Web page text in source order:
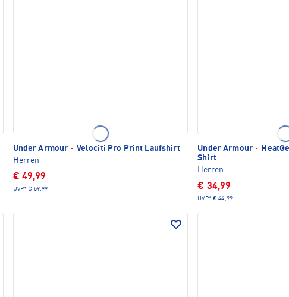
Under Armour · Velociti Pro Print Laufshirt
Herren
€ 49,99
UVP* € 59,99
Under Armour ·
Shirt
Herren
€ 34,99
UVP* € 44,99